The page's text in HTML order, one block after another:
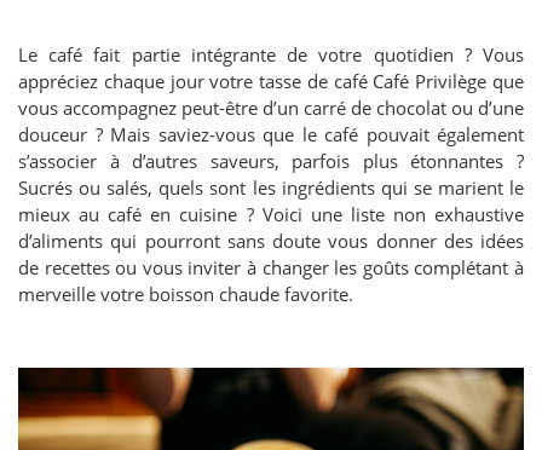
Le café fait partie intégrante de votre quotidien ? Vous
appréciez chaque jour votre tasse de café Café Privilège que
vous accompagnez peut-être d’un carré de chocolat ou d’une
douceur ? Mais saviez-vous que le café pouvait également
s’associer à d’autres saveurs, parfois plus étonnantes ?
Sucrés ou salés, quels sont les ingrédients qui se marient le
mieux au café en cuisine ? Voici une liste non exhaustive
d’aliments qui pourront sans doute vous donner des idées
de recettes ou vous inviter à changer les goûts complétant à
merveille votre boisson chaude favorite.